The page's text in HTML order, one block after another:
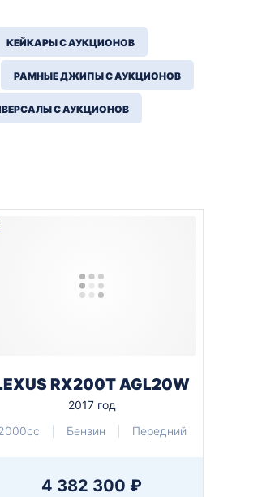
КЕЙКАРЫ С АУКЦИОНОВ
РАМНЫЕ ДЖИПЫ С АУКЦИОНОВ
С АУКЦИОНОВ
RX200T AGL20W
2017 год
Бензин Передний
4 382 300 ₽